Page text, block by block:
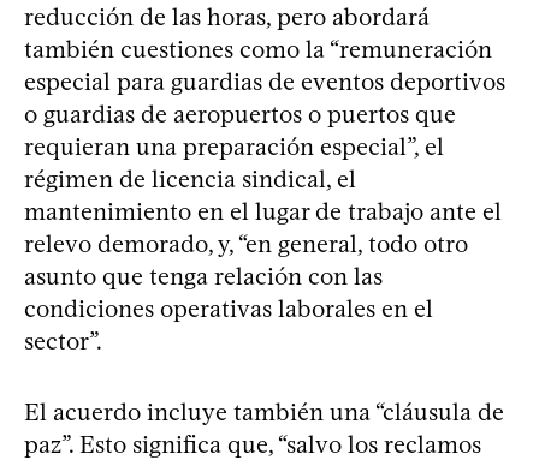
reducción de las horas, pero abordará
también cuestiones como la “remuneración
especial para guardias de eventos deportivos
o guardias de aeropuertos o puertos que
requieran una preparación especial”, el
régimen de licencia sindical, el
mantenimiento en el lugar de trabajo ante el
relevo demorado, y, “en general, todo otro
asunto que tenga relación con las
condiciones operativas laborales en el
sector”.
El acuerdo incluye también una “cláusula de
paz”. Esto significa que, “salvo los reclamos